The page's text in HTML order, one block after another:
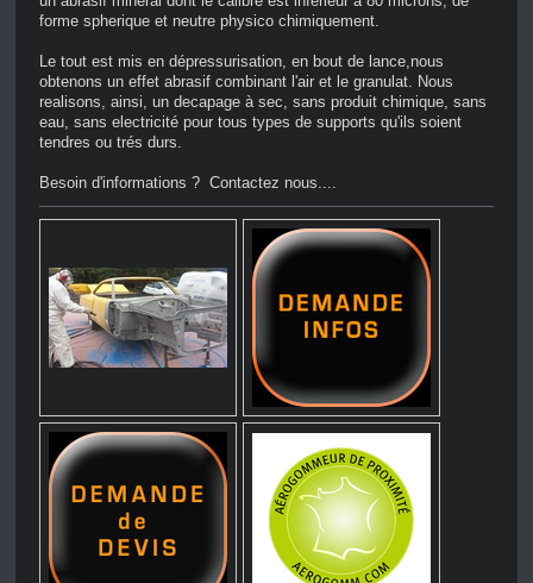
forme spherique et neutre physico chimiquement.
Le tout est mis en dépressurisation, en bout de lance,nous
obtenons un effet abrasif combinant l'air et le granulat. Nous
realisons, ainsi, un decapage à sec, sans produit chimique, sans
eau, sans electricité pour tous types de supports qu'ils soient
tendres ou trés durs.
Besoin d'informations ? Contactez nous....